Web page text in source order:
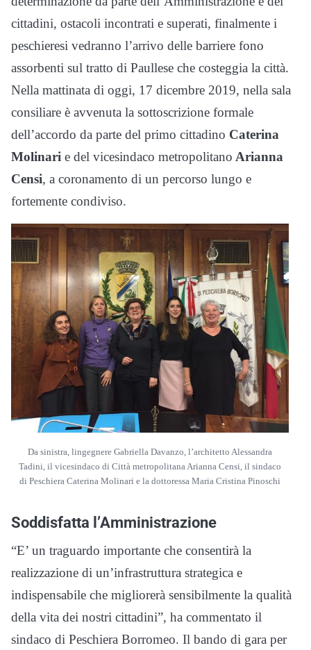
cittadini, ostacoli incontrati e superati, finalmente i
peschieresi vedranno l’arrivo delle barriere fono
assorbenti sul tratto di Paullese che costeggia la città.
Nella mattinata di oggi, 17 dicembre 2019, nella sala
consiliare è avvenuta la sottoscrizione formale
dell’accordo da parte del primo cittadino Caterina
Molinari e del vicesindaco metropolitano Arianna
Censi, a coronamento di un percorso lungo e
fortemente condiviso.
Da sinistra, lingegnere Gabriella Davanzo, l’architetto Alessandra
Tadini, il vicesindaco di Città metropolitana Arianna Censi, il sindaco
di Peschiera Caterina Molinari e la dottoressa Maria Cristina Pinoschi
Soddisfatta l’Amministrazione
“E’ un traguardo importante che consentirà la
realizzazione di un’infrastruttura strategica e
indispensabile che migliorerà sensibilmente la qualità
della vita dei nostri cittadini”, ha commentato il
sindaco di Peschiera Borromeo. Il bando di gara per